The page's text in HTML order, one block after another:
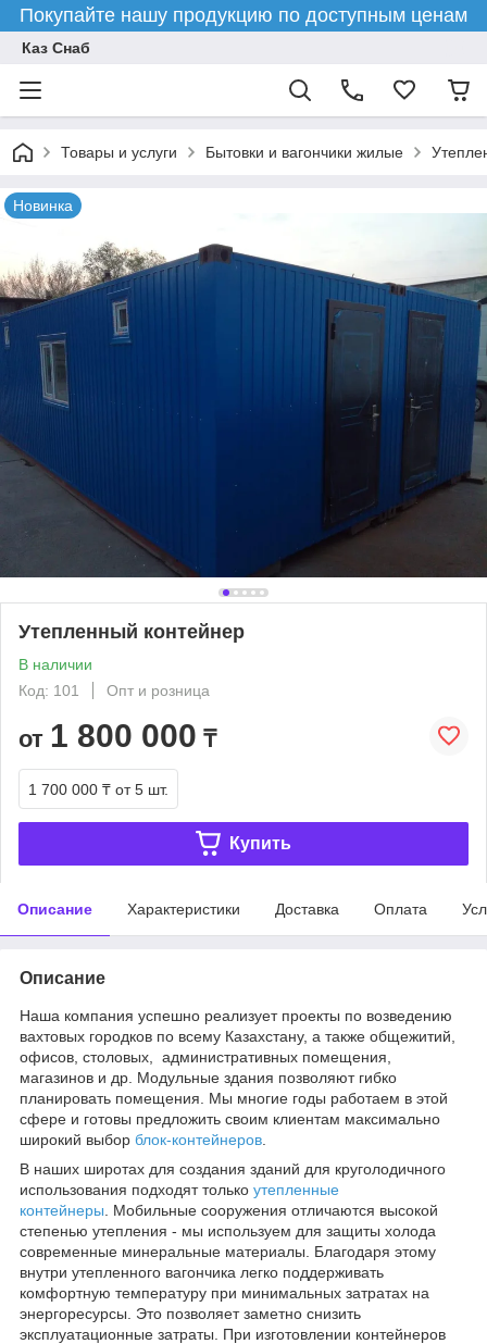
Покупайте нашу продукцию по доступным ценам
Каз Снаб
Товары и услуги Бытовки и вагончики жилые
Новинка
Утепленный контейнер
В наличии
Код: 101
Опт и розница
от 1 800 000 ₸
1 700 000 ₸ от 5 шт.
Купить
Описание Характеристики Доставка Оплата
Описание
Наша компания успешно реализует проекты по возведению
вахтовых городков по всему Казахстану, а также общежитий,
офисов, столовых, административных помещения,
магазинов и др. Модульные здания позволяют гибко
планировать помещения. Мы многие годы работаем в этой
сфере и готовы предложить своим клиентам максимально
широкий выбор блок-контейнеров
В наших широтах для создания зданий для круголодичного
использования подходят только утепленные
контейнеры . Мобильные сооружения отличаются высокой
степенью утепления - мы используем для защиты холода
современные минеральные материалы. Благодаря этому
внутри утепленного вагончика легко поддерживать
комфортную температуру при минимальных затратах на
энергоресурсы. Это позволяет заметно снизить
эксплуатационные затраты. При изготовлении контейнеров